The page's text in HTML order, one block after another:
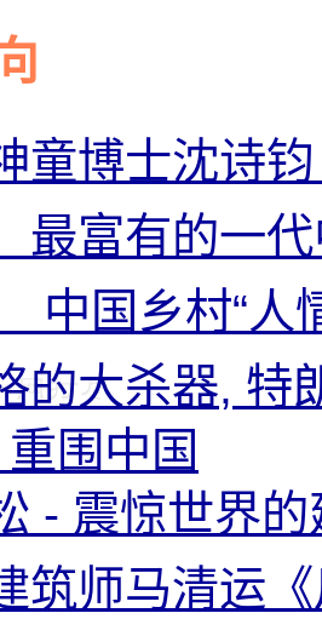
童博士沈诗
最富有的一
中国乡村“人
的大杀器, 特
围中国
- 震惊世界
筑师马清运